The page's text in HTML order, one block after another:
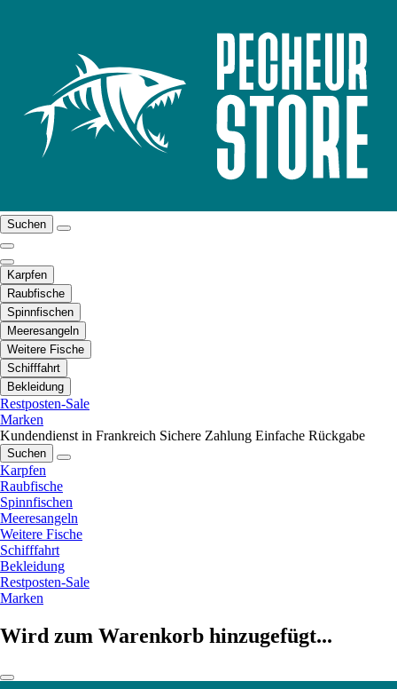
Suchen
Karpfen
Raubfische
Spinnfischen
Meeresangeln
Weitere Fische
Schifffahrt
Bekleidung
Restposten-Sale
Marken
Kundendienst in Frankreich Sichere Zahlung Einfache Rückgabe
Suchen
Karpfen
Raubfische
Spinnfischen
Meeresangeln
Weitere Fische
Schifffahrt
Bekleidung
Restposten-Sale
Marken
Wird zum Warenkorb hinzugefügt...